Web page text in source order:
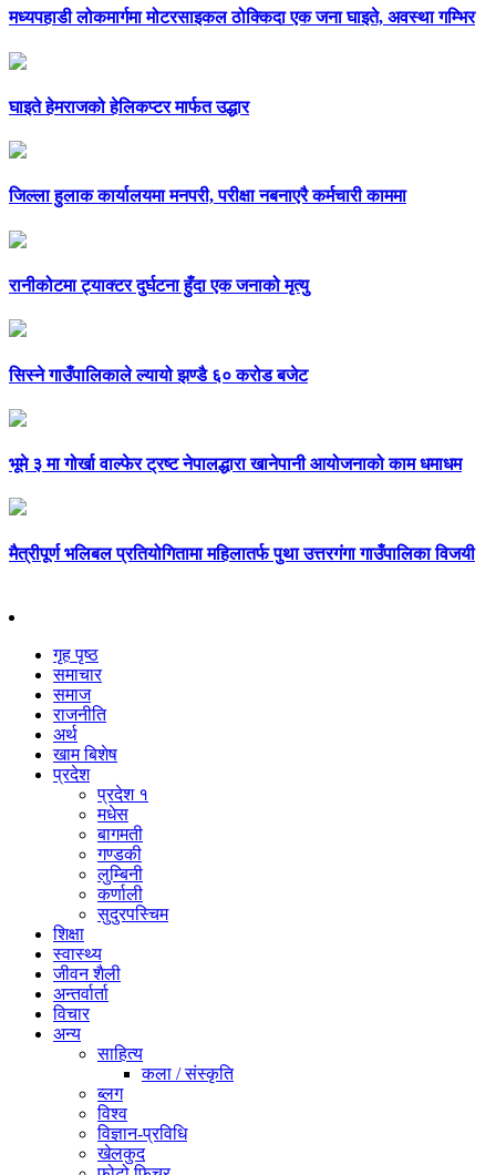
मध्यपहाडी लोकमार्गमा मोटरसाइकल ठोक्किदा एक जना घाइते, अवस्था गम्भिर
घाइते हेमराजको हेलिकप्टर मार्फत उद्धार
जिल्ला हुलाक कार्यालयमा मनपरी, परीक्षा नबनाएरै कर्मचारी काममा
रानीकोटमा ट्याक्टर दुर्घटना हुँदा एक जनाको मृत्यु
सिस्ने गाउँपालिकाले ल्यायो झण्डै ६० करोड बजेट
भूमे ३ मा गोर्खा वाल्फेर ट्रष्ट नेपालद्धारा खानेपानी आयोजनाको काम धमाधम
मैत्रीपूर्ण भलिबल प्रतियोगितामा महिलातर्फ पुथा उत्तरगंगा गाउँपालिका विजयी
गृह पृष्ठ
समाचार
समाज
राजनीति
अर्थ
खाम बिशेष
प्रदेश
प्रदेश १
मधेस
बागमती
गण्डकी
लुम्बिनी
कर्णाली
सुदुरपस्चिम
शिक्षा
स्वास्थ्य
जीवन शैली
अन्तर्वार्ता
विचार
अन्य
साहित्य
कला / संस्कृति
ब्लग
विश्व
विज्ञान-प्रविधि
खेलकुद